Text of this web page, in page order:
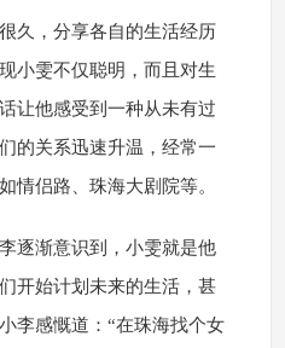
久，分享各自的生活经历
小雯不仅聪明，而且对生
让他感受到一种从未有过
的关系迅速升温，经常一
情侣路、珠海大剧院等。
逐渐意识到，小雯就是他
开始计划未来的生活，甚
李感慨道：“在珠海找个女